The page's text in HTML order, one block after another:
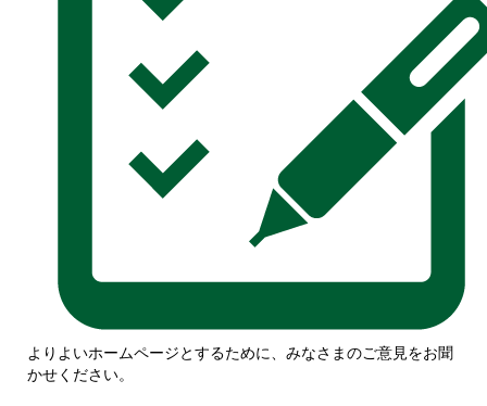
よりよいホームページとするために、みなさまのご意見をお聞
かせください。